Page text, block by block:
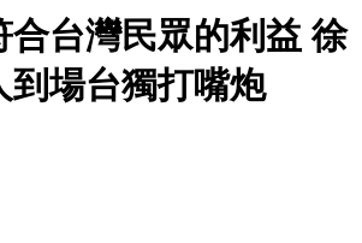
合台灣民眾的利益 徐
到場台獨打嘴炮